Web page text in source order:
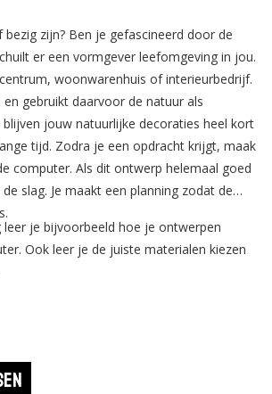
zijn? Ben je gefascineerd door de
er een vormgever leefomgeving in jou.
woonwarenhuis of interieurbedrijf.
en gebruikt daarvoor de natuur als
jouw natuurlijke decoraties heel kort
tijd. Zodra je een opdracht krijgt, maak
computer. Als dit ontwerp helemaal goed
slag. Je maakt een planning zodat de
leer je bijvoorbeeld hoe je ontwerpen
Ook leer je de juiste materialen kiezen